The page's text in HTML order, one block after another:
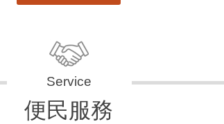
便民服務